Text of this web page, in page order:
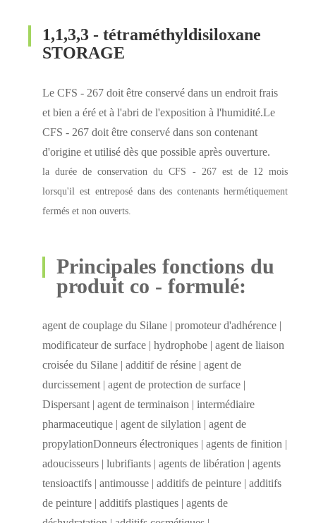
1,1,3,3 - tétraméthyldisiloxane
STORAGE
Le CFS - 267 doit être conservé dans un endroit frais
et bien a éré et à l'abri de l'exposition à l'humidité.Le
CFS - 267 doit être conservé dans son contenant
d'origine et utilisé dès que possible après ouverture.
la durée de conservation du CFS - 267 est de 12 mois
lorsqu'il est entreposé dans des contenants hermétiquement
fermés et non ouverts.
Principales fonctions du
produit co - formulé:
agent de couplage du Silane | promoteur d'adhérence |
modificateur de surface | hydrophobe | agent de liaison
croisée du Silane | additif de résine | agent de
durcissement | agent de protection de surface |
Dispersant | agent de terminaison | intermédiaire
pharmaceutique | agent de silylation | agent de
propylationDonneurs électroniques | agents de finition |
adoucisseurs | lubrifiants | agents de libération | agents
tensioactifs | antimousse | additifs de peinture | additifs
de peinture | additifs plastiques | agents de